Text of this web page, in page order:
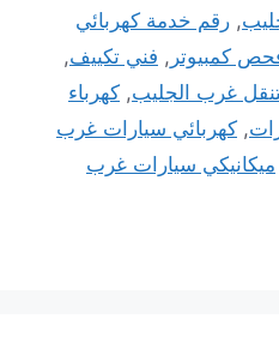
, رقم خدمة كهربائي
كمبيوتر , فني تكييف,
غرب الجليب, كهرباء
, كهربائي سيارات غرب
ميكانيكي سيارات غرب